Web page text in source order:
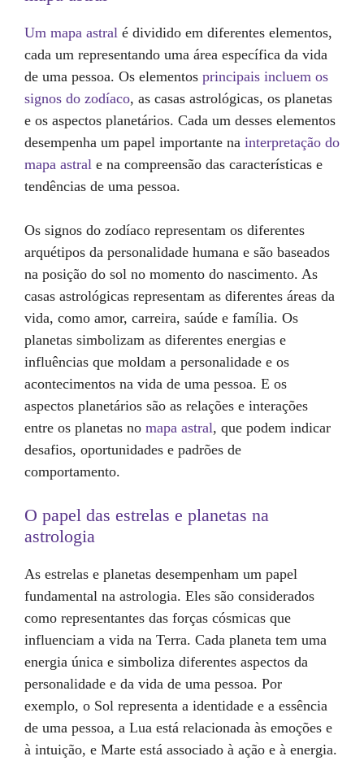
Um mapa astral é dividido em diferentes elementos,
cada um representando uma área específica da vida
de uma pessoa. Os elementos principais incluem os
signos do zodíaco, as casas astrológicas, os planetas
e os aspectos planetários. Cada um desses elementos
desempenha um papel importante na interpretação do
mapa astral e na compreensão das características e
tendências de uma pessoa.
Os signos do zodíaco representam os diferentes
arquétipos da personalidade humana e são baseados
na posição do sol no momento do nascimento. As
casas astrológicas representam as diferentes áreas da
vida, como amor, carreira, saúde e família. Os
planetas simbolizam as diferentes energias e
influências que moldam a personalidade e os
acontecimentos na vida de uma pessoa. E os
aspectos planetários são as relações e interações
entre os planetas no mapa astral, que podem indicar
desafios, oportunidades e padrões de
comportamento.
O papel das estrelas e planetas na
astrologia
As estrelas e planetas desempenham um papel
fundamental na astrologia. Eles são considerados
como representantes das forças cósmicas que
influenciam a vida na Terra. Cada planeta tem uma
energia única e simboliza diferentes aspectos da
personalidade e da vida de uma pessoa. Por
exemplo, o Sol representa a identidade e a essência
de uma pessoa, a Lua está relacionada às emoções e
à intuição, e Marte está associado à ação e à energia.